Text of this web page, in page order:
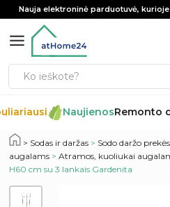
Nauja elektroninė parduotuvė,
NaujienosRemonto
Sodas ir daržas > Sodo daržo prekės
augalams >Atramos, kuoliukai
H60 cm su 3 lankais Gardenita